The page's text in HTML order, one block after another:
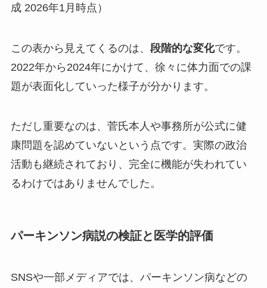
成 2026年1月時点）
この表から見えてくるのは、 段階的な変化です。
2022年から2024年にかけて、徐々に体力面での課
題が表面化していった様子が分かります。
ただし重要なのは、菅氏本人や事務所が公式に健
康問題を認めていないという点です。実際の政治
活動も継続されており、完全に機能が失われてい
るわけではありませんでした。
パーキンソン病説の検証と医学的評価
SNSや一部メディアでは、パーキンソン病などの